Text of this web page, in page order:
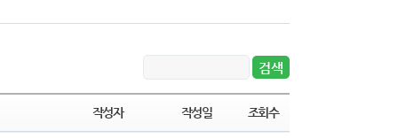
작성자 작성일 조회수